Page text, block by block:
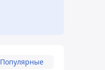
Популярные